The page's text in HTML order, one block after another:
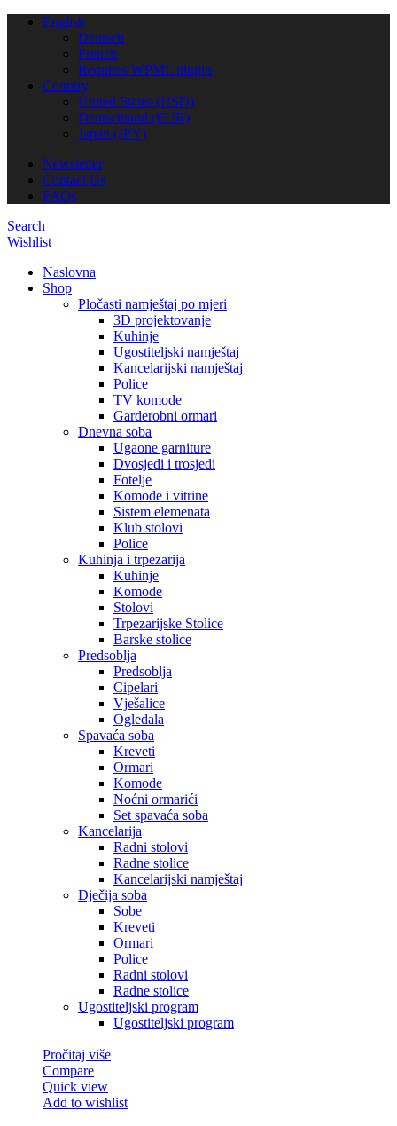
English
Deutsch
French
Requires WPML plugin
Country
United States (USD)
Deutschland (EUR)
Japan (JPY)
Newsletter
Contact Us
FAQs
Search
Wishlist
Naslovna
Shop
Pločasti namještaj po mjeri
3D projektovanje
Kuhinje
Ugostiteljski namještaj
Kancelarijski namještaj
Police
TV komode
Garderobni ormari
Dnevna soba
Ugaone garniture
Dvosjedi i trosjedi
Fotelje
Komode i vitrine
Sistem elemenata
Klub stolovi
Police
Kuhinja i trpezarija
Kuhinje
Komode
Stolovi
Trpezarijske Stolice
Barske stolice
Predsoblja
Predsoblja
Cipelari
Vješalice
Ogledala
Spavaća soba
Kreveti
Ormari
Komode
Noćni ormarići
Set spavaća soba
Kancelarija
Radni stolovi
Radne stolice
Kancelarijski namještaj
Dječija soba
Sobe
Kreveti
Ormari
Police
Radni stolovi
Radne stolice
Ugostiteljski program
Ugostiteljski program
Pročitaj više
Compare
Quick view
Add to wishlist